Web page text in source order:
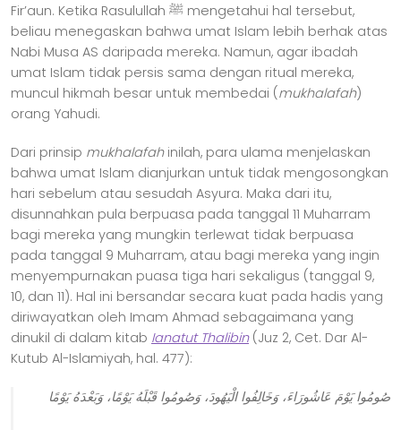
Fir’aun. Ketika Rasulullah ﷺ mengetahui hal tersebut,
beliau menegaskan bahwa umat Islam lebih berhak atas
Nabi Musa AS daripada mereka. Namun, agar ibadah
umat Islam tidak persis sama dengan ritual mereka,
muncul hikmah besar untuk membedai (mukhalafah)
orang Yahudi.
Dari prinsip mukhalafahinilah, para ulama menjelaskan
bahwa umat Islam dianjurkan untuk tidak mengosongkan
hari sebelum atau sesudah Asyura. Maka dari itu,
disunnahkan pula berpuasa pada tanggal 11 Muharram
bagi mereka yang mungkin terlewat tidak berpuasa
pada tanggal 9 Muharram, atau bagi mereka yang ingin
menyempurnakan puasa tiga hari sekaligus (tanggal 9,
10, dan 11). Hal ini bersandar secara kuat pada hadis yang
diriwayatkan oleh Imam Ahmad sebagaimana yang
dinukil di dalam kitab Ianatut Thalibin (Juz 2, Cet. Dar Al-
Kutub Al-Islamiyah, hal. 477):
صُومُوا يَوْمَ عَاشُورَاءَ، وَخَالِفُوا الْيَهُودَ، وَصُومُوا قَبْلَهُ يَوْمًا، وَبَعْدَهُ يَوْمًا